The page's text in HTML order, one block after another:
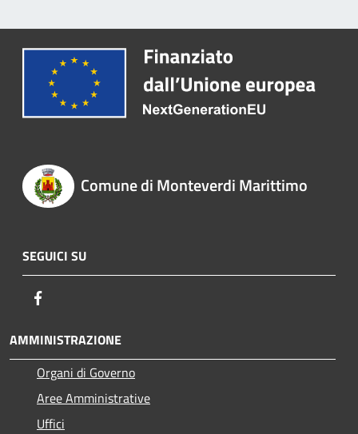
Comune di Monteverdi Marittimo
SEGUICI SU
AMMINISTRAZIONE
Organi di Governo
Aree Amministrative
Uffici